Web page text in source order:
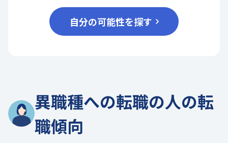
自分の可能性を探す
異職種への転職の人の転
職傾向